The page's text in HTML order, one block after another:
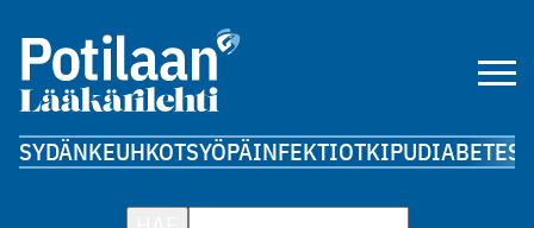
SYDÄNKEUHKOTSYÖPÄINFEKTIOTKIPUDIABETES